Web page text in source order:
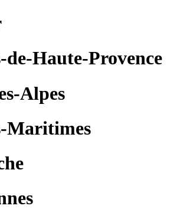
de-Haute-Provence
Alpes
Maritimes